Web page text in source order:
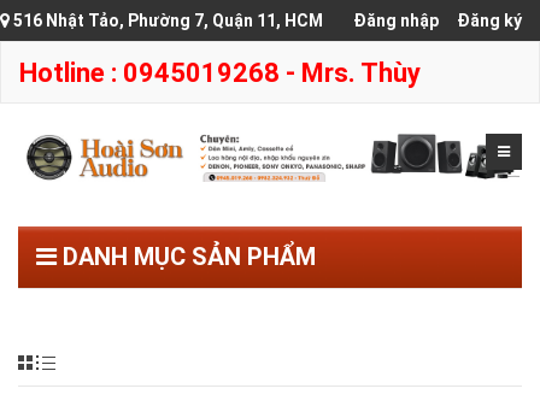
516 Nhật Tảo, Phường 7, Quận 11, HCM Đăng nhập Đăng ký
Hotline : 0945019268 - Mrs. Thùy
DANH MỤC SẢN PHẨM